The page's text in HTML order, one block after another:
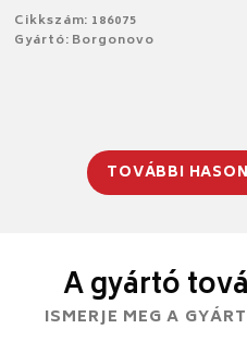
Cikkszám: 186075
Gyártó: Borgonovo
TOVÁBBI
A gyártó
ISMERJE MEG A